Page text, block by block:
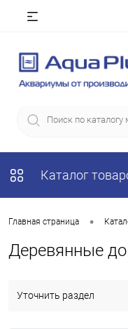
Каталог
Главная страница •
Деревянные
Уточнить раздел